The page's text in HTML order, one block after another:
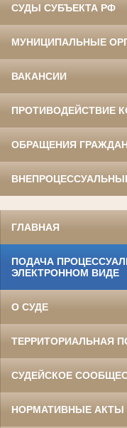
СУДЫ СУБЪЕКТА РФ
МУНИЦИПАЛЬНЫЕ
ВАКАНСИИ
ПРОТИВОДЕЙСТВИЕ
ОБРАЩЕНИЯ ГРАЖДАН
ГЛАВНАЯ
ПОДАЧА
ЭЛЕКТРОННОМ ВИДЕ
О СУДЕ
ТЕРРИТОРИАЛЬНАЯ
СУДЕЙСКОЕ
НОРМАТИВНЫЕ АКТЫ